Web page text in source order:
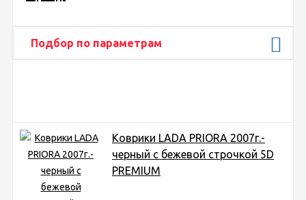
Подбор по параметрам
Коврики LADA PRIORA 2007г.-
черный с бежевой строчкой 5D
PREMIUM